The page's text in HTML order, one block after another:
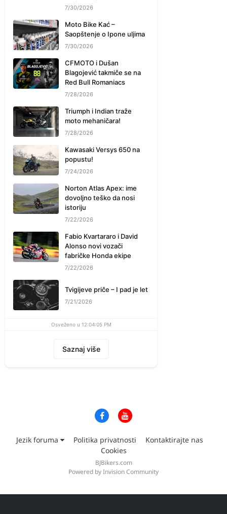
7/30/2026
Moto Bike Kać –
Saopštenje o Ipone uljima
7/30/2026
CFMOTO i Dušan
Blagojević takmiče se na
Red Bull Romaniacs
7/28/2026
Triumph i Indian traže
moto mehaničara!
7/28/2026
Kawasaki Versys 650 na
popustu!
7/24/2026
Norton Atlas Apex: ime
dovoljno teško da nosi
istoriju
7/22/2026
Fabio Kvartararo i David
Alonso novi vozači
fabričke Honda ekipe
7/22/2026
Tvigijeve priče – I pad je let
7/21/2026
Osveženo u 12:04:05 PM
Saznaj više
Jezik foruma Politika privatnosti
Kontaktirajte nas
Cookies
BJBikers.com
Powered by Invision Community